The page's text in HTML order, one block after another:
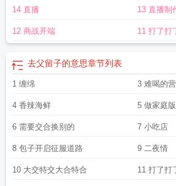
子的孩子合法吗
去父留子生了颗蛋by四肆 去父留
14 直播 13 直播
12 商战开端 11 打了
去父留子的意思章节列表
1 缠绵 3 难喝的
4 香辣海鲜 5 做家庭
6 需要交合换别的 7 小吃店
8 包子开启征服道路 9 二夜情
10 大交特交大合特合 11 打了